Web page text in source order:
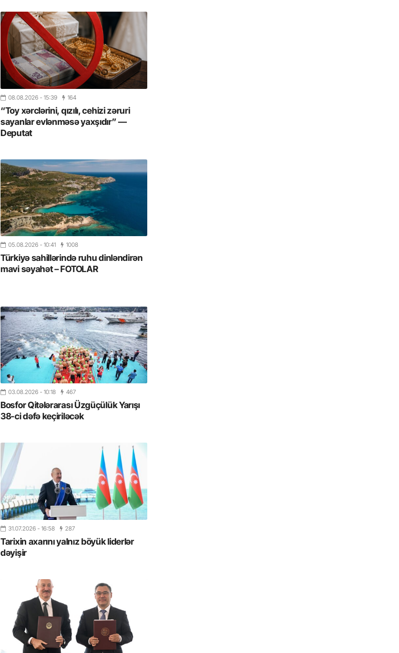
08.08.2026 - 15:39 164
“Toy xərclərini, qızılı, cehizi zəruri
sayanlar evlənməsə yaxşıdır” —
Deputat
05.08.2026 - 10:41 1008
Türkiyə sahillərində ruhu dinləndirən
mavi səyahət – FOTOLAR
03.08.2026 - 10:18 467
Bosfor Qitələrarası Üzgüçülük Yarışı
38-ci dəfə keçiriləcək
31.07.2026 - 16:58 287
Tarixin axarını yalnız böyük liderlər
dəyişir